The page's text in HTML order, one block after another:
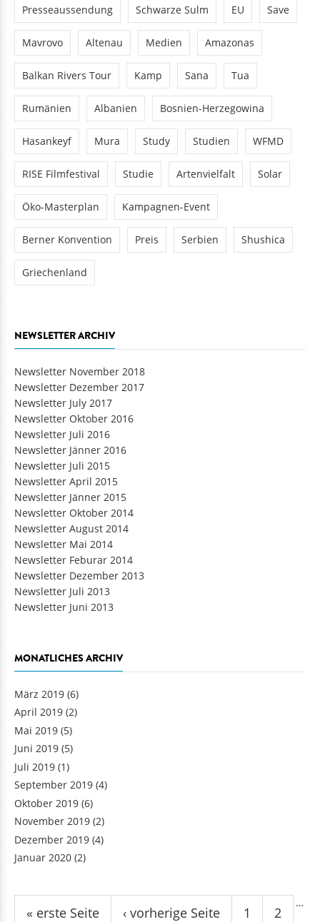
Presseaussendung Schwarze Sulm EU Save
Mavrovo Altenau Medien Amazonas
Balkan Rivers Tour Kamp Sana Tua
Rumänien Albanien Bosnien-Herzegowina
Hasankeyf Mura Study Studien WFMD
RISE Filmfestival Studie Artenvielfalt Solar
Öko-Masterplan Kampagnen-Event
Berner Konvention Preis Serbien Shushica
Griechenland
NEWSLETTER ARCHIV
Newsletter November 2018
Newsletter Dezember 2017
Newsletter July 2017
Newsletter Oktober 2016
Newsletter Juli 2016
Newsletter Jänner 2016
Newsletter Juli 2015
Newsletter April 2015
Newsletter Jänner 2015
Newsletter Oktober 2014
Newsletter August 2014
Newsletter Mai 2014
Newsletter Feburar 2014
Newsletter Dezember 2013
Newsletter Juli 2013
Newsletter Juni 2013
MONATLICHES ARCHIV
März 2019 (6)
April 2019 (2)
Mai 2019 (5)
Juni 2019 (5)
Juli 2019 (1)
September 2019 (4)
Oktober 2019 (6)
November 2019 (2)
Dezember 2019 (4)
Januar 2020 (2)
Seiten
« erste Seite ‹ vorherige Seite 1 2
…